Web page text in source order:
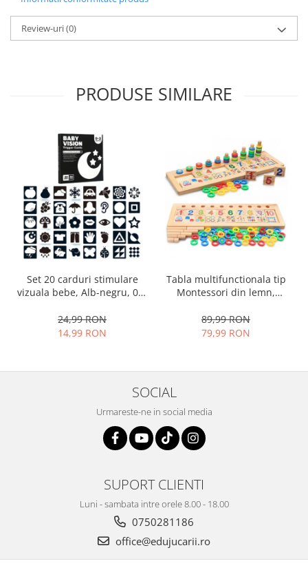
Review-uri(0)
PRODUSE SIMILARE
Set 20 carduri stimulare
vizuala bebe, Alb-negru, 0-3
24,99 RON
14,99 RON
Tabla multifunctionala tip
Montessori din lemn,
multicolore pt cantitate,
numere si operatiuni
89,99 RON
79,99 RON
SOCIAL
Urmareste-ne in social media
SUPORT CLIENTI
Luni - sambata intre orele 8.00 - 18.00
0750281186
office@edujucarii.ro